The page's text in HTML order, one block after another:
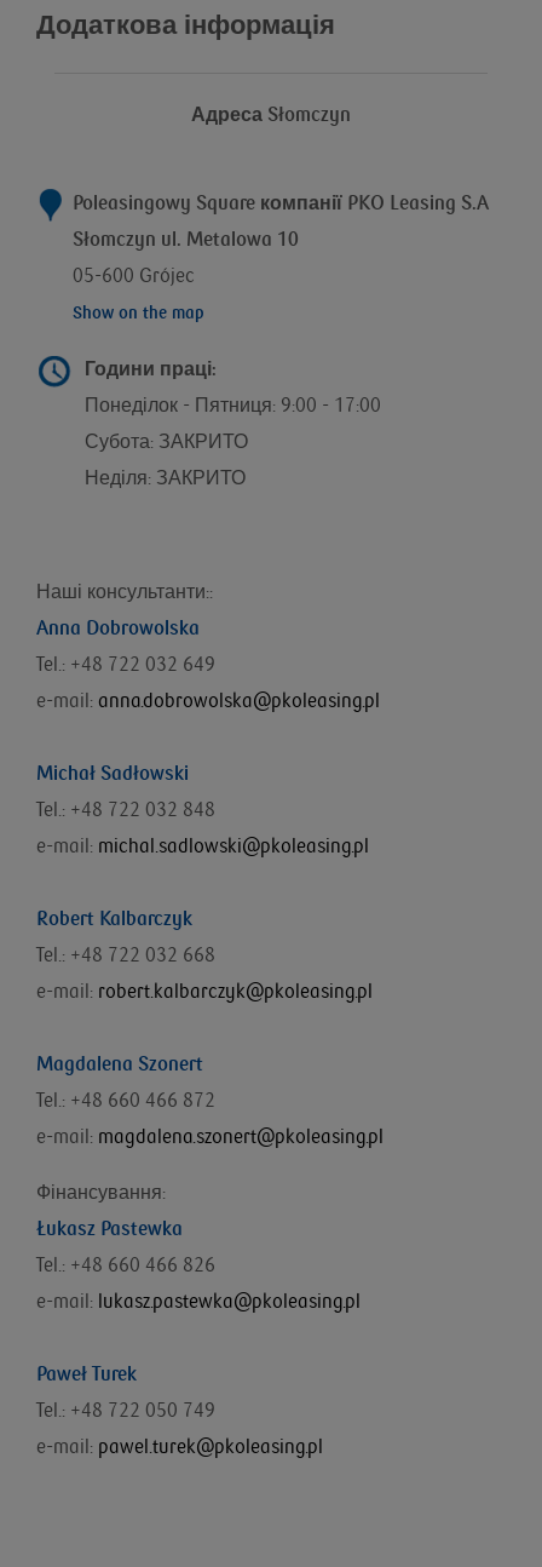
Додаткова інформація
Адреса Słomczyn
Poleasingowy Square компанії PKO Leasing S.A
Słomczyn ul. Metalowa 10
05-600 Grójec
Show on the map
Години праці:
Понеділок - Пятниця: 9:00 - 17:00
Субота: ЗАКРИТО
Неділя: ЗАКРИТО
Наші консультанти::
Anna Dobrowolska
Tel.: +48 722 032 649
e-mail: anna.dobrowolska@pkoleasing.pl
Michał Sadłowski
Tel.: +48 722 032 848
e-mail: michal.sadlowski@pkoleasing.pl
Robert Kalbarczyk
Tel.: +48 722 032 668
e-mail: robert.kalbarczyk@pkoleasing.pl
Magdalena Szonert
Tel.: +48 660 466 872
e-mail: magdalena.szonert@pkoleasing.pl
Фінансування:
Łukasz Pastewka
Tel.: +48 660 466 826
e-mail: lukasz.pastewka@pkoleasing.pl
Paweł Turek
Tel.: +48 722 050 749
e-mail: pawel.turek@pkoleasing.pl